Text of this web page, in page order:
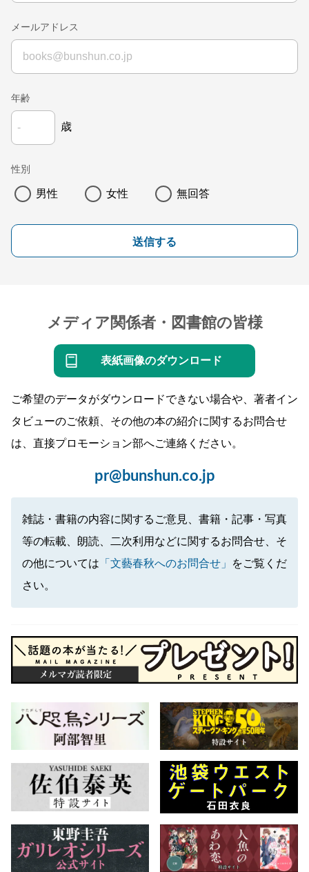
メールアドレス
年齢
歳
性別
男性 女性 無回答
送信する
メディア関係者・図書館の皆様
表紙画像のダウンロード
ご希望のデータがダウンロードできない場合や、著者イン
タビューのご依頼、その他の本の紹介に関するお問合せ
は、直接プロモーション部へご連絡ください。
pr@bunshun.co.jp
雑誌・書籍の内容に関するご意見、書籍・記事・写真
等の転載、朗読、二次利用などに関するお問合せ、そ
の他については 「文藝春秋へのお問合せ」
をご覧くだ
さい。